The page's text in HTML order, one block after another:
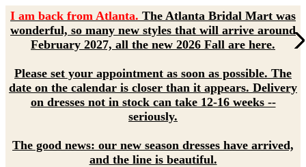
I am back from Atlanta. The Atlanta Bridal Mart was
wonderful, so many new styles that will arrive around
February 2027, all the new 2026 Fall are here.
Please set your appointment as soon as possible. The
date on the calendar is closer than it appears. Delivery
on dresses not in stock can take 12-16 weeks --
seriously.
The good news: our new season dresses have arrived,
and the line is beautiful.